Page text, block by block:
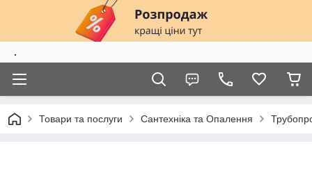
.
Товари та послуги Сантехніка та Опалення